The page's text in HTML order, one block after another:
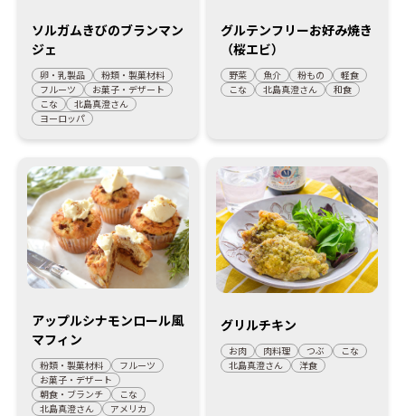
ソルガムきびのブランマン
ジェ
卵・乳製品
粉類・製菓材料
フルーツ
お菓子・デザート
こな
北島真澄さん
ヨーロッパ
グルテンフリーお好み焼き
（桜エビ）
野菜 魚介 粉もの
軽食
こな
北島真澄さん 和食
アップルシナモンロール風
マフィン
粉類・製菓材料
フルーツ
お菓子・デザート
朝食・ブランチ
こな
北島真澄さん
アメリカ
グリルチキン
お肉 肉料理 つぶ
こな
北島真澄さん
洋食